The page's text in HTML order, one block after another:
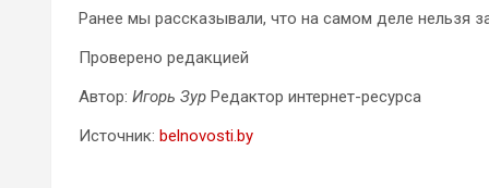
Ранее мы рассказывали, что на самом деле нельзя
Проверено редакцией
Автор: Игорь Зур Редактор интернет-ресурса
Источник: belnovosti.by